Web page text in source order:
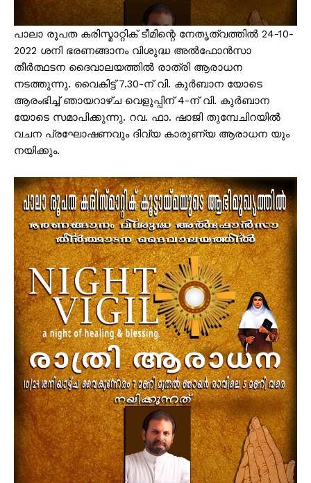
പാലാ രൂപത കരിസ്മാറ്റിക് ടീമിന്റെ നേതൃത്വത്തിൽ 24-10-
2022 ശനി ഭരണങ്ങാനം വിശുദ്ധ അൽഫോൻസാ
തീർത്ഥടന ദൈവാലയത്തിൽ രാത്രി ആരാധന
നടത്തുന്നു. വൈകിട്ട് 7.30-ന് വി. കുർബാന യോടെ
ആരംഭിച്ച് ഞായറാഴ്ച വെളുപ്പിന് 4-ന് വി. കുർബാന
യോടെ സമാപിക്കുന്നു. റവ. ഫാ. ഷാജി തുമ്പേചിറയിൽ
വചന പ്രഘോഷണവും ദിവ്യ കാരുണ്യ ആരാധന യും
നയിക്കും.